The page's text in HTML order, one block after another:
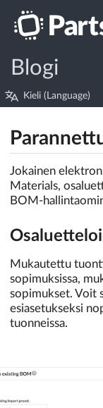
Blogi
Kieli (Language)
Jokainen
Materials,
BOM-
Mukautettu
sopimuksissa,
sopimukset. Voit
esiasetukseksi
tuonneissa.